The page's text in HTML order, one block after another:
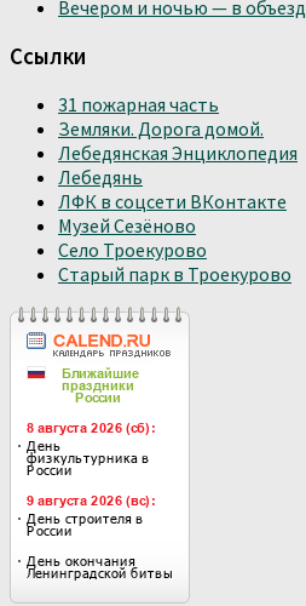
Вечером и ночью — в объезд
Ссылки
31 пожарная часть
Земляки. Дорога домой.
Лебедянская Энциклопедия
Лебедянь
ЛФК в соцсети ВКонтакте
Музей Сезёново
Село Троекурово
Старый парк в Троекурово